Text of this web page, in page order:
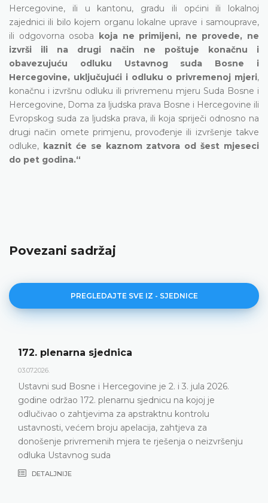
Hercegovine, ili u kantonu, gradu ili općini ili lokalnoj
zajednici ili bilo kojem organu lokalne uprave i samouprave,
ili odgovorna osoba koja ne primijeni, ne provede, ne
izvrši ili na drugi način ne poštuje konačnu i
obavezujuću odluku Ustavnog suda Bosne i
Hercegovine, uključujući i odluku o privremenoj mjeri,
konačnu i izvršnu odluku ili privremenu mjeru Suda Bosne i
Hercegovine, Doma za ljudska prava Bosne i Hercegovine ili
Evropskog suda za ljudska prava, ili koja spriječi odnosno na
drugi način omete primjenu, provođenje ili izvršenje takve
odluke, kaznit će se kaznom zatvora od šest mjeseci
do pet godina.“
Povezani sadržaj
PREGLEDAJTE SVE IZ - SJEDNICE
i 3. jula 2026.
na kojoj je
kontrolu
za
o neizvršenju
Dnevni red 172. plenarne
Ustavni sud Bosne i Hercegovine
plenarnu sjednicu 2. i 3. jula 2026.
DETALJNIJE